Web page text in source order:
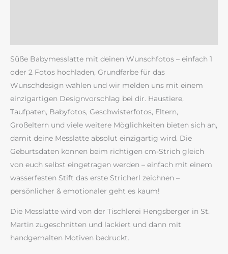
Süße Babymesslatte mit deinen Wunschfotos – einfach 1
oder 2 Fotos hochladen, Grundfarbe für das
Wunschdesign wählen und wir melden uns mit einem
einzigartigen Designvorschlag bei dir. Haustiere,
Taufpaten, Babyfotos, Geschwisterfotos, Eltern,
Großeltern und viele weitere Möglichkeiten bieten sich an,
damit deine Messlatte absolut einzigartig wird. Die
Geburtsdaten können beim richtigen cm-Strich gleich
von euch selbst eingetragen werden – einfach mit einem
wasserfesten Stift das erste Stricherl zeichnen –
persönlicher & emotionaler geht es kaum!
Die Messlatte wird von der Tischlerei Hengsberger in St.
Martin zugeschnitten und lackiert und dann mit
handgemalten Motiven bedruckt.